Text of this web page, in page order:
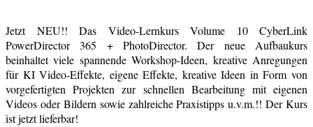
Jetzt NEU!! Das Video-Lernkurs Volume 10 CyberLink
PowerDirector 365 + PhotoDirector. Der neue Aufbaukurs
beinhaltet viele spannende Workshop-Ideen, kreative Anregungen
für KI Video-Effekte, eigene Effekte, kreative Ideen in Form von
vorgefertigten Projekten zur schnellen Bearbeitung mit eigenen
Videos oder Bildern sowie zahlreiche Praxistipps u.v.m.!! Der Kurs
ist jetzt lieferbar!